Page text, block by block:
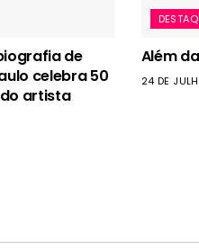
de
celebra 50
artista
Além
24 DE